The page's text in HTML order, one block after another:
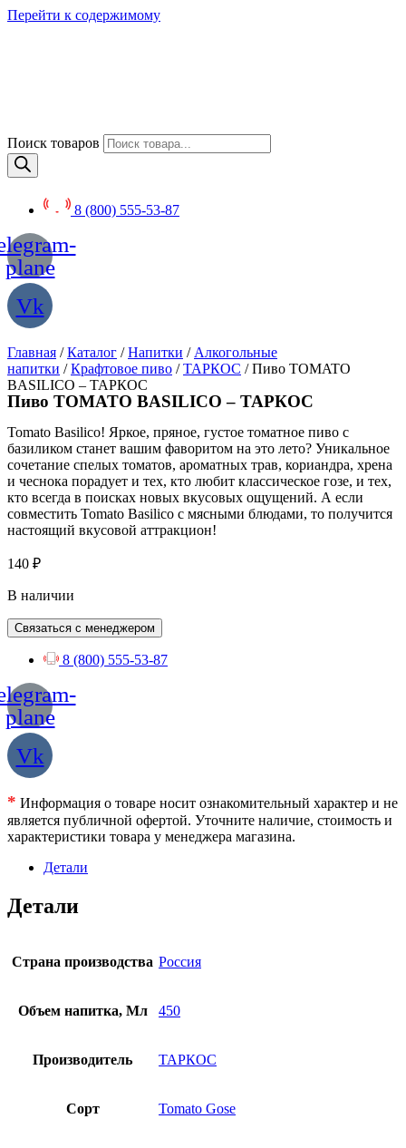
Перейти к содержимому
Поиск товаров
8 (800) 555-53-87
plane
Vk
Главная /Каталог /Напитки / Алкогольные
напитки /Крафтовое пиво /ТАРКОС / Пиво TOMATO
BASILICO – ТАРКОС
Пиво TOMATO BASILICO – ТАРКОС
Tomato Basilico! Яркое, пряное, густое томатное пиво с
базиликом станет вашим фаворитом на это лето? Уникальное
сочетание спелых томатов, ароматных трав, кориандра, хрена
и чеснока порадует и тех, кто любит классическое гозе, и тех,
кто всегда в поисках новых вкусовых ощущений. А если
совместить Tomato Basilico с мясными блюдами, то получится
настоящий вкусовой аттракцион!
140 ₽
В наличии
Связаться с менеджером
8 (800) 555-53-87
plane
Vk
* Информация о товаре носит ознакомительный характер и не
является публичной офертой. Уточните наличие, стоимость и
характеристики товара у менеджера магазина.
Детали
Детали
Страна производства Россия
Объем напитка, Мл 450
Производитель ТАРКОС
Сорт Tomato Gose